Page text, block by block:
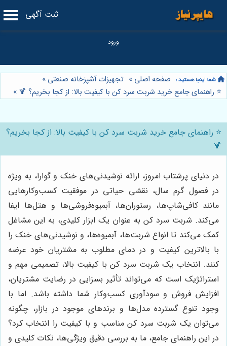
ثبت آگهی
صفحه اصلی » تجهیزات آشپزخانه صنعتی »
⭐️ راهنمای جامع خرید شربت سرد کن با کیفیت بالا: از کجا بخریم؟ 🍹 »
⭐️ راهنمای جامع خرید شربت سرد کن با کیفیت بالا: از کجا بخریم؟
🍹
در دنیای پرشتاب امروز، ارائه نوشیدنی‌های خنک و گوارا، به ویژه
در فصول گرم سال، نقشی حیاتی در موفقیت کسب‌وکارهایی
مانند کافی‌شاپ‌ها، رستوران‌ها، آبمیوه‌فروشی‌ها و هتل‌ها ایفا
می‌کند. شربت سرد کن به عنوان یک ابزار کلیدی، به این مشاغل
کمک می‌کند تا انواع شربت‌ها، آبمیوه‌ها، و نوشیدنی‌های خنک را
با بالاترین کیفیت و در دمای مطلوب به مشتریان خود عرضه
کنند. انتخاب یک شربت سرد کن با کیفیت بالا، تصمیمی مهم و
استراتژیک است که می‌تواند تأثیر بسزایی در رضایت مشتریان،
افزایش فروش و سودآوری کسب‌وکار شما داشته باشد. اما با
وجود تنوع گسترده مدل‌ها و برندهای موجود در بازار، چگونه
می‌توان یک شربت سرد کن مناسب و با کیفیت را انتخاب کرد؟
در این راهنمای جامع، ما به بررسی دقیق ویژگی‌ها، نکات کلیدی و